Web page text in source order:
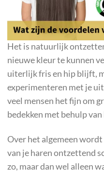
Het is natuurlijk
nieuwe kleur te kunnen
uiterlijk fris en hip blijft,
experimenteren met je
veel mensen het fijn om
bedekken met behulp
Over het algemeen
van je haren ontzettend
zo, maar dan wel alleen